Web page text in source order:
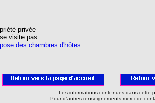
privée
visite pas
des chambres d'hôtes
Les informations contenues dans cette
Pour d'autres renseignements merci de